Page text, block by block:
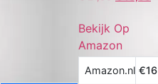
Bekijk Op
Amazon
Amazon.nl